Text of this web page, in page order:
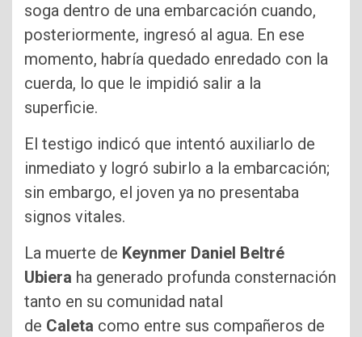
soga dentro de una embarcación cuando,
posteriormente, ingresó al agua. En ese
momento, habría quedado enredado con la
cuerda, lo que le impidió salir a la
superficie.
El testigo indicó que intentó auxiliarlo de
inmediato y logró subirlo a la embarcación;
sin embargo, el joven ya no presentaba
signos vitales.
La muerte de Keynmer Daniel Beltré
Ubiera ha generado profunda consternación
tanto en su comunidad natal
de Caleta como entre sus compañeros de